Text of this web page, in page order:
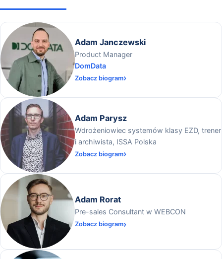
Adam Janczewski
Product Manager
DomData
Zobacz biogram
Adam Parysz
Wdrożeniowiec systemów klasy EZD, trener
i archiwista, ISSA Polska
Zobacz biogram
Adam Rorat
Pre-sales Consultant w WEBCON
Zobacz biogram